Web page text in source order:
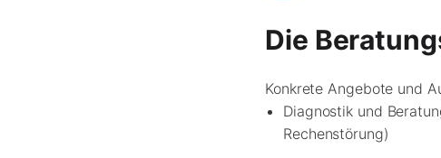
Die
Konkrete Angebote und
Diagnostik und
Rechenstörung)